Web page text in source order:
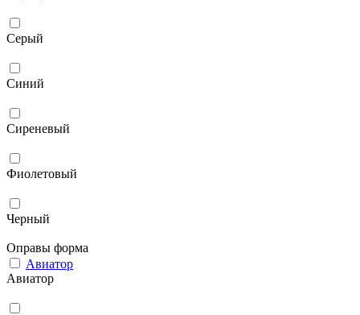
Серый
Синий
Сиреневый
Фиолетовый
Черный
Оправы форма
Авиатор
Авиатор